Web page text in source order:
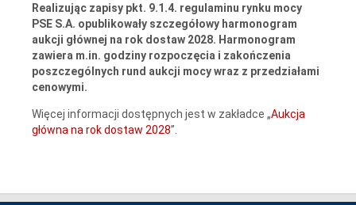
Realizując zapisy pkt. 9.1.4. regulaminu rynku mocy
PSE S.A. opublikowały szczegółowy harmonogram
aukcji głównej na rok dostaw 2028. Harmonogram
zawiera m.in. godziny rozpoczęcia i zakończenia
poszczególnych rund aukcji mocy wraz z przedziałami
cenowymi.
Więcej informacji dostępnych jest w zakładce „Aukcja
główna na rok dostaw 2028”.